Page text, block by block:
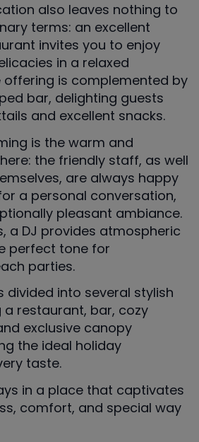
also leaves nothing to
terms: an excellent
invites you to enjoy
in a relaxed
offering is complemented by
bar, delighting guests
and excellent snacks.
is the warm and
the friendly staff, as well
are always happy
a personal conversation,
pleasant ambiance.
a DJ provides atmospheric
perfect tone for
parties.
divided into several stylish
a restaurant, bar, cozy
exclusive canopy
the ideal holiday
taste.
in a place that captivates
comfort, and special way